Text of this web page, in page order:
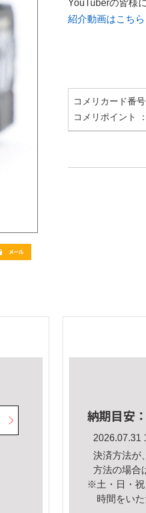
YouTuberの皆様
紹介動画はこちら
コメリカード番
コメリポイント ：
納期目安：
2026.07.31
決済方法が
方法の場合
※土・日・祝
時間をい